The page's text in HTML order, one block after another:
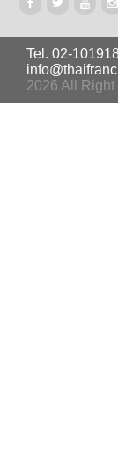
Tel. 02-
2026 All Right